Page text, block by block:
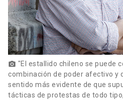
photo_camera "El estallido chileno se puede
combinación de poder afectivo y
sentido más evidente de que
tácticas de protestas de todo